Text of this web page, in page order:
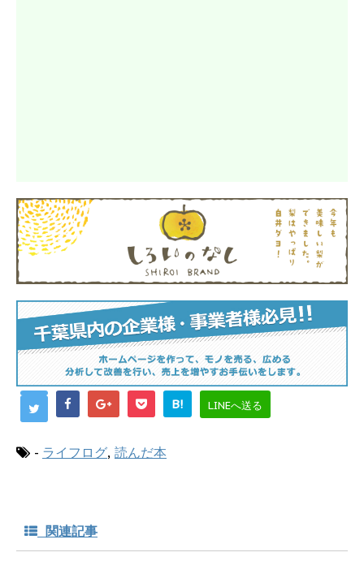
B! LINEへ送る
- ライフログ, 読んだ本
関連記事